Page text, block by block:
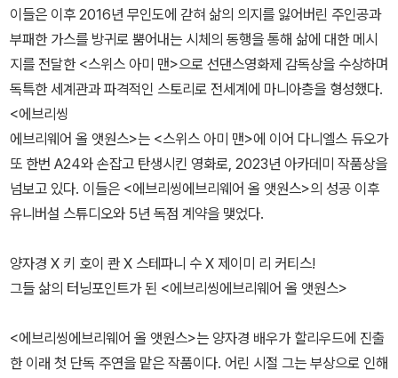
이들은 이후 2016년 무인도에 갇혀 삶의 의지를 잃어버린 주인공과
부패한 가스를 방귀로 뿜어내는 시체의 동행을 통해 삶에 대한 메시
지를 전달한 <스위스 아미 맨>으로 선댄스영화제 감독상을 수상하며
독특한 세계관과 파격적인 스토리로 전세계에 마니아층을 형성했다.
<에브리씽
에브리웨어 올 앳원스>는 <스위스 아미 맨>에 이어 다니엘스 듀오가
또 한번 A24와 손잡고 탄생시킨 영화로, 2023년 아카데미 작품상을
넘보고 있다. 이들은 <에브리씽에브리웨어 올 앳원스>의 성공 이후
유니버설 스튜디오와 5년 독점 계약을 맺었다.
양자경 X 키 호이 콴 X 스테파니 수 X 제이미 리 커티스!
그들 삶의 터닝포인트가 된 <에브리씽에브리웨어 올 앳원스>
<에브리씽에브리웨어 올 앳원스>는 양자경 배우가 할리우드에 진출
한 이래 첫 단독 주연을 맡은 작품이다. 어린 시절 그는 부상으로 인해